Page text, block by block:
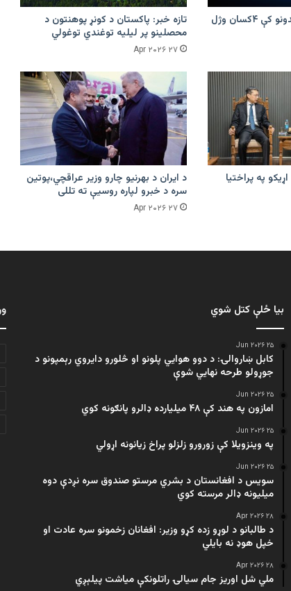
پرکونړ د پاکستان بریدونو کې ۴کسان وژل
تازه خبر: پاکستان د کونړ پوهنتون د
محصلینو پر لیلیه توغندي توغولي
۲۷ Apr ۲۰۲۶
په پراختیا
د ایران د بهرنیو چارو وزیر عراقچي،پوتین
سره د خبرو لپاره روسیې ته تللی
۲۷ Apr ۲۰۲۶
بیا ځلې کتل شوي
۲۵ Jun ۲۰۲۶
کابل ښاروالۍ: د دوو هوايي پلونو او څلورو دایروي رېمپونو د
جوړولو طرحه نهایي شوې
۲۵ Jun ۲۰۲۶
امازون په هند کې ۴۸ میلیارده ډالرو پانګونه کوي
۲۵ Jun ۲۰۲۶
په وینزویلا کې زورورو زلزلو پراخ زیانونه اړولي
۲۵ Jun ۲۰۲۶
سویس د افغانستان د بشري مرستو صندوق سره نږدې دوه
میلیونه ډالر مرسته کوي
۲۸ Apr ۲۰۲۶
د طالبانو د لوړو زده کړو وزیر: افغانان زخمونو سره عادت او
خپل هوډ نه بایلي
۲۸ Apr ۲۰۲۶
ملي شل اوریز جام سیالۍ راتلونکې میاشت پیلېږي